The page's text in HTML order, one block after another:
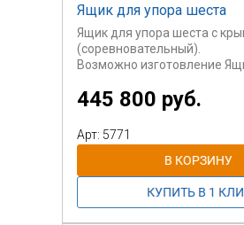
Ящик для упора шеста
Ящик для упора шеста с
(соревновательный).
Возможно изготовление
порошковой окраской.
445 800 руб.
Арт: 5771